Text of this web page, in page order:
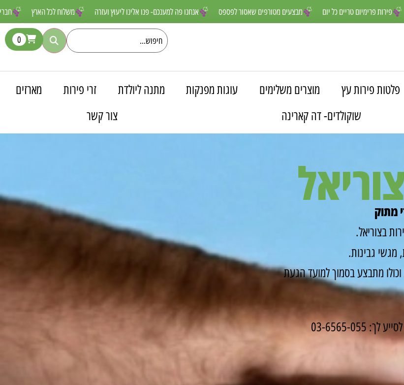
משלוח אנחנו פה למענכם- פנו אלינו ליעוץ ועזרה מבצעים מטורפים שאסור לפספס פירות פרימיום טריים כל יום למועדון
0
פלטות פירות עץ מוצרים משלימים עוגות מפנקות מתנה ליולדת זרי פירות
מארזים
שוקולדים- דה קארינה צור קשר
מתוק
בצוריאל.
מגשי גבינות.
מתבצע בסמוך למועד הגעת
6565-055